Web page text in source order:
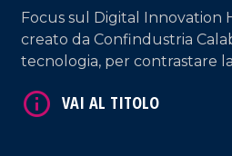
Focus sul Digital Innovation
creato da Confindustria
tecnologia, per contrastare
presidente del DIH regionale,